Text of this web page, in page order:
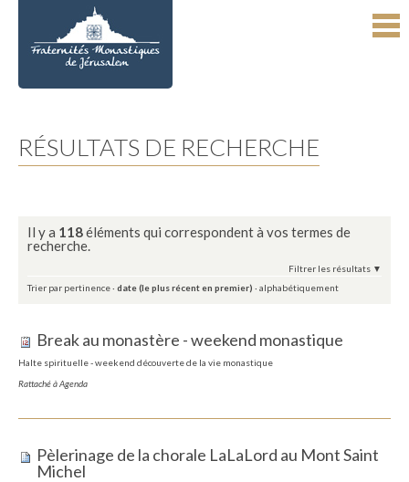
RÉSULTATS DE RECHERCHE
Il y a 118éléments qui correspondent à vos termes de
recherche.
Filtrer les résultats
Trier par pertinence· date (le plus récent en premier) · alphabétiquement
Break au monastère - weekend monastique
Halte spirituelle - weekend découverte de la vie monastique
Rattaché àAgenda
Pèlerinage de la chorale LaLaLord au Mont Saint
Michel